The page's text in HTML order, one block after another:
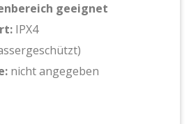
geeignet
IPX4
nicht angegeben